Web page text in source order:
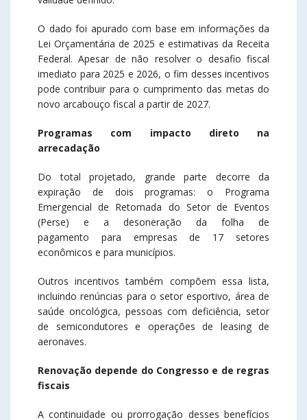
O dado foi apurado com base em informações da
Lei Orçamentária de 2025 e estimativas da Receita
Federal. Apesar de não resolver o desafio fiscal
imediato para 2025 e 2026, o fim desses incentivos
pode contribuir para o cumprimento das metas do
novo arcabouço fiscal a partir de 2027.
Programas com impacto direto na
arrecadação
Do total projetado, grande parte decorre da
expiração de dois programas: o Programa
Emergencial de Retomada do Setor de Eventos
(Perse) e a desoneração da folha de
pagamento para empresas de 17 setores
econômicos e para municípios.
Outros incentivos também compõem essa lista,
incluindo renúncias para o setor esportivo, área de
saúde oncológica, pessoas com deficiência, setor
de semicondutores e operações de leasing de
aeronaves.
Renovação depende do Congresso e de regras
fiscais
A continuidade ou prorrogação desses benefícios